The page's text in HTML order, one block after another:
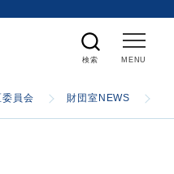
委員会 財団室NEWS